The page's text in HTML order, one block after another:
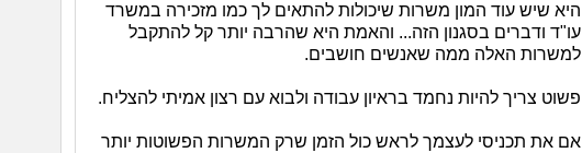
היא שיש עוד המון משרות שיכולות להתאים לך כמו מזכירה במשרד
עו"ד ודברים בסגנון הזה... והאמת היא שהרבה יותר קל להתקבל
למשרות האלה ממה שאנשים חושבים.
פשוט צריך להיות נחמד בראיון עבודה ולבוא עם רצון אמיתי להצליח.
אם את תכניסי לעצמך לראש כול הזמן שרק המשרות הפשוטות יותר